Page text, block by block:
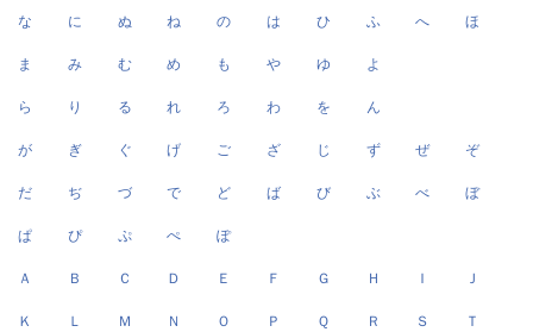
な に ぬ ね の は ひ ふ へ ほ
ま み む め も や ゆ よ
ら り る れ ろ わ を ん
が ぎ ぐ げ ご ざ じ ず ぜ ぞ
だ ぢ づ で ど ば び ぶ べ ぼ
ぱ ぴ ぷ ぺ ぽ
Ａ Ｂ Ｃ Ｄ Ｅ Ｆ Ｇ Ｈ Ｉ Ｊ
Ｋ Ｌ Ｍ Ｎ Ｏ Ｐ Ｑ Ｒ Ｓ Ｔ